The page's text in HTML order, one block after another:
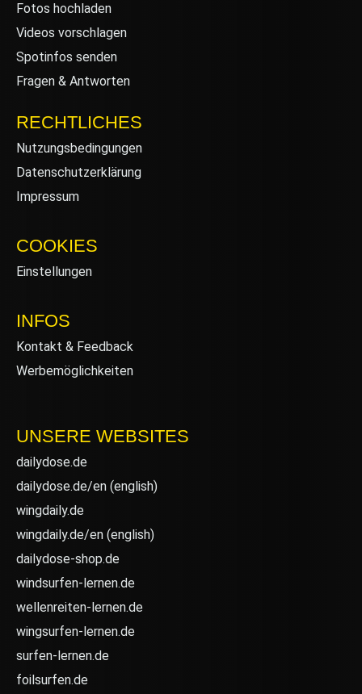
Fotos hochladen
Videos vorschlagen
Spotinfos senden
Fragen & Antworten
RECHTLICHES
Nutzungsbedingungen
Datenschutzerklärung
Impressum
COOKIES
Einstellungen
INFOS
Kontakt & Feedback
Werbemöglichkeiten
UNSERE WEBSITES
dailydose.de
dailydose.de/en (english)
wingdaily.de
wingdaily.de/en (english)
dailydose-shop.de
windsurfen-lernen.de
wellenreiten-lernen.de
wingsurfen-lernen.de
surfen-lernen.de
foilsurfen.de